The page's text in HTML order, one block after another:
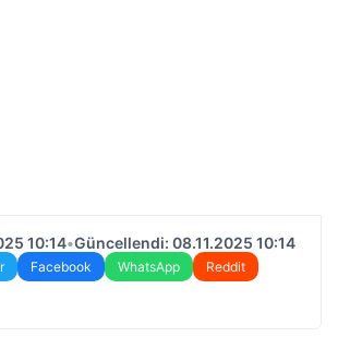
10:14•Güncellendi: 08.11.2025 10:14
Facebook WhatsApp
Reddit